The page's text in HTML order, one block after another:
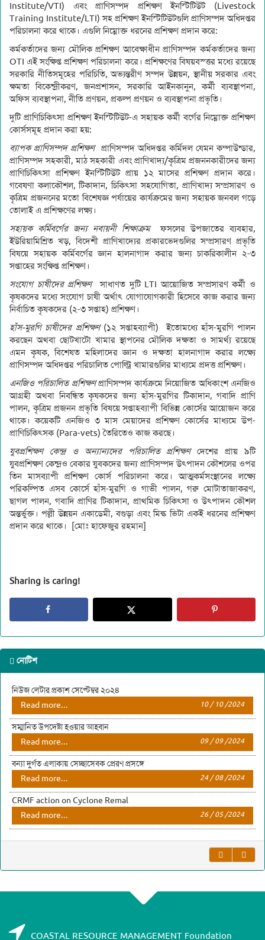
Institute/VTI) এবং প্রাণিসম্পদ প্রশিক্ষণ ইনস্টিটিউট (Livestock
Training Institute/LTI) সহ প্রশিক্ষণ ইনস্টিটিউটগুলি প্রাণিসম্পদ অধিদপ্তর
পরিচালনা করে থাকে। এগুলি নিম্নোক্ত ধরনের প্রশিক্ষণ প্রদান করে:
কর্মকর্তাদের জন্য মৌলিক প্রশিক্ষণ আবেক্ষাধীন প্রাণিসম্পদ কর্মকর্তাদের জন্য
OTI এই সংক্ষিপ্ত প্রশিক্ষণ পরিচালনা করে। প্রশিক্ষণের বিষয়বস্ত্তর মধ্যে রয়েছে
সরকারি নীতিসমূহের পরিচিতি, অভ্যন্তরীণ সম্পদ উন্নয়ন, স্থানীয় সরকার এবং
ক্ষমতা বিকেন্দ্রীকরণ, জনপ্রশাসন, সরকারি আইনকানুন, কর্মী ব্যবস্থাপনা,
অফিস ব্যবস্থাপনা, নীতি প্রণয়ন, প্রকল্প প্রণয়ন ও ব্যবস্থাপনা প্রভৃতি।
দুটি প্রাণিচিকিৎসা প্রশিক্ষণ ইনস্টিটিউট-এ সহায়ক কর্মী বর্গের নিম্নোক্ত প্রশিক্ষণ
কোর্সসমূহ প্রদান করা হয়:
ব্যাপক প্রাণিসম্পদ প্রশিক্ষণপ্রাণিসম্পদ অধিদপ্তর কর্মিদল যেমন কম্পাউন্ডার,
প্রাণিসম্পদ সহকারী, মাঠ সহকারী এবং প্রাণিখাদ্য/কৃত্রিম প্রজননকারীদের জন্য
প্রাণিচিকিৎসা প্রশিক্ষণ ইনস্টিটিউট প্রায় ১২ মাসের প্রশিক্ষণ প্রদান করে।
গবেষণা কলাকৌশল, টিকাদান, চিকিৎসা সহযোগিতা, প্রাণিখাদ্য সম্প্রসারণ ও
কৃত্রিম প্রজননের মতো বিশেষজ্ঞ পর্যায়ের কার্যক্রমের জন্য সহায়ক জনবল গড়ে
তোলাই এ প্রশিক্ষণের লক্ষ্য।
সহায়ক কর্মিবর্গের জন্য নবায়নী শিক্ষাক্রমফসলের উপজাতের ব্যবহার,
ইউরিয়ামিশ্রিত খড়, বিদেশী প্রাণিখাদ্যের প্রকারভেদগুলির সম্প্রসারণ প্রভৃতি
বিষয়ে সহায়ক কর্মিবর্গের জ্ঞান হালনাগাদ করার জন্য চাকরিকালীন ২-৩
সপ্তাহের সংক্ষিপ্ত প্রশিক্ষণ।
সংযোগ চাষীদের প্রশিক্ষণসাধাণত দুটি LTI আয়োজিত সম্প্রসারণ কর্মী ও
কৃষকদের মধ্যে সংযোগ চাষী অর্থাৎ যোগাযোগকারী হিসেবে কাজ করার জন্য
নির্বাচিত কৃষকদের (২-৩ সপ্তাহ) প্রশিক্ষণ।
হাঁস-মুরগি চাষীদের প্রশিক্ষণ(১২ সপ্তাহব্যাপী) ইতোমধ্যে হাঁস-মুরগি পালন
করছেন অথবা ছোটখাটো খামার স্থাপনের মৌলিক দক্ষতা ও সামর্থ্য রয়েছে
এমন কৃষক, বিশেষত মহিলাদের জ্ঞান ও দক্ষতা হালনাগাদ করার লক্ষ্যে
প্রাণিসম্পদ অধিদপ্তর পরিচালিত পোল্ট্রি খামারগুলির মাধ্যমে প্রদত্ত প্রশিক্ষণ।
এনজিও পরিচালিত প্রশিক্ষণপ্রাণিসম্পদ কার্যক্রমে নিয়োজিত অধিকাংশ এনজিও
আগ্রহী অথবা নিবন্ধিত কৃষকদের জন্য হাঁস-মুরগির টিকাদান, গবাদি প্রাণি
পালন, কৃত্রিম প্রজনন প্রভৃতি বিষয়ে সপ্তাহব্যাপী বিভিন্ন কোর্সের আয়োজন করে
থাকে। কয়েকটি এনজিও ৩ মাস মেয়াদের প্রশিক্ষণ কোর্সের মাধ্যমে উপ-
প্রাণিচিকিৎসক (Para-vets) তৈরিতেও কাজ করছে।
যুবপ্রশিক্ষণ কেন্দ্র ও অন্যান্যদের পরিচালিত প্রশিক্ষণদেশের প্রায় ৯টি
যুবপ্রশিক্ষণ কেন্দ্রও বেকার যুবকদের জন্য প্রাণিসম্পদ উৎপাদন কৌশলের ওপর
তিন মাসব্যাপী প্রশিক্ষণ কোর্স পরিচালনা করে। আত্মকর্মসংস্থানের লক্ষ্যে
পরিকল্পিত এসব কোর্সে হাঁস-মুরগি ও গাভী পালন, গরু মোটাতাজাকরণ,
ছাগল পালন, গবাদি প্রাণির টিকাদান, প্রাথমিক চিকিৎসা ও উৎপাদন কৌশল
অন্তর্ভুক্ত। পল্লী উন্নয়ন একাডেমী, বগুড়া এবং মিল্ক ভিটা একই ধরনের প্রশিক্ষণ
প্রদান করে থাকে। [মোঃ হাফেজুর রহমান]
Sharing is caring!
নোটিশ
নিউজ লেটার প্রকাশ সেপ্টেম্বর ২০২৪
Read more...
10 / 10 /2024
সম্মানিত উপদেষ্টা হওয়ার আহবান
Read more...
09 / 09 /2024
বন্যা দুর্গত এলাকায় সেচ্ছাসেবক প্রেরণ প্রসঙ্গে
Read more...
24 / 08 /2024
CRMF action on Cyclone Remal
Read more...
26 / 05 /2024
COASTAL RESOURCE MANAGEMENT Foundation